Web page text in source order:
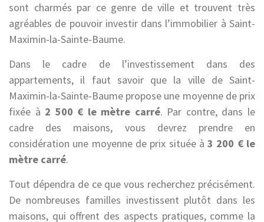
sont charmés par ce genre de ville et trouvent très
agréables de pouvoir investir dans l’immobilier à Saint-
Maximin-la-Sainte-Baume.
Dans le cadre de l’investissement dans des
appartements, il faut savoir que la ville de Saint-
Maximin-la-Sainte-Baume propose une moyenne de prix
fixée à 2 500 € le mètre carré. Par contre, dans le
cadre des maisons, vous devrez prendre en
considération une moyenne de prix située à3 200 € le
mètre carré.
Tout dépendra de ce que vous recherchez précisément.
De nombreuses familles investissent plutôt dans les
maisons, qui offrent des aspects pratiques, comme la